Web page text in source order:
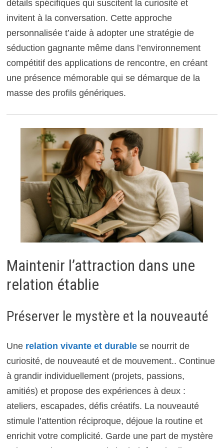
détails spécifiques qui suscitent la curiosité et
invitent à la conversation. Cette approche
personnalisée t’aide à adopter une stratégie de
séduction gagnante même dans l’environnement
compétitif des applications de rencontre, en créant
une présence mémorable qui se démarque de la
masse des profils génériques.
Maintenir l’attraction dans une
relation établie
Préserver le mystère et la nouveauté
Une relation vivante et durablese nourrit de
curiosité, de nouveauté et de mouvement.. Continue
à grandir individuellement (projets, passions,
amitiés) et propose des expériences à deux :
ateliers, escapades, défis créatifs. La nouveauté
stimule l’attention réciproque, déjoue la routine et
enrichit votre complicité. Garde une part de mystère